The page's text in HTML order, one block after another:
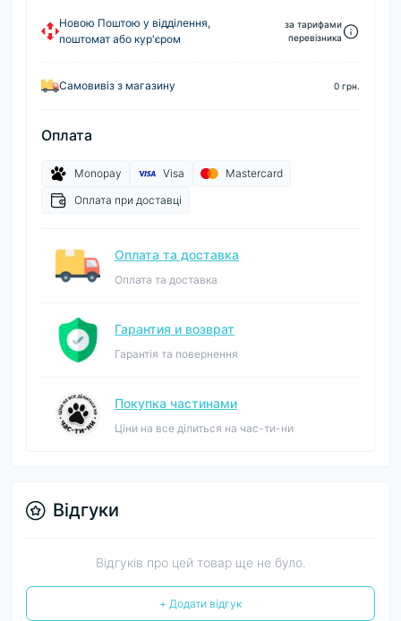
Новою Поштою у відділення,
поштомат або кур'єром
за тарифами
перевізника
Самовивіз з магазину 0 грн.
Оплата
Monopay Visa
Mastercard
Оплата при доставці
Оплата та доставка
Оплата та доставка
Гарантия и возврат
Гарантія та повернення
Покупка частинами
Ціни на все ділиться на час-ти-ни
Відгуки
Відгуків про цей товар ще не було.
+ Додати відгук